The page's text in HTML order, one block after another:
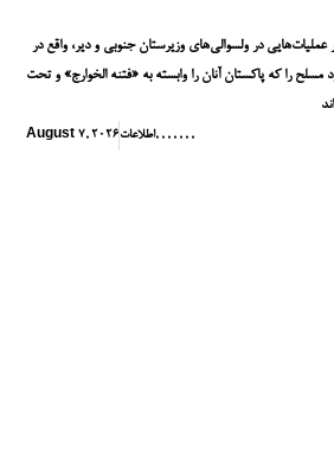
عملیات‌هایی در ولسوالی‌های وزیرستان جنوبی و دیر، واقع در
خیبرپختونخوا، ۱۰ فرد مسلح را که پاکستان آنان را وابسته به «فتنه الخوارج» و تحت
August 7, 2026اطلاعات, , , , , , ,